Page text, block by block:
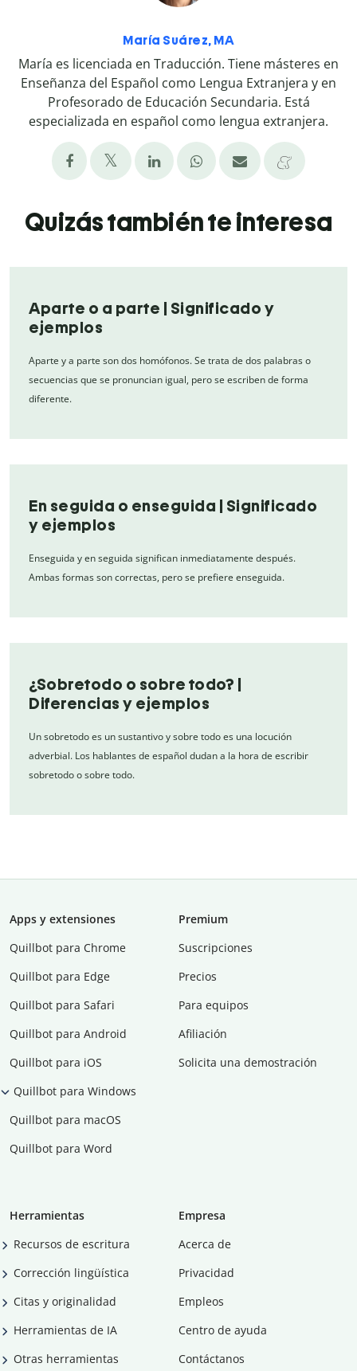
María Suárez, MA
María es licenciada en Traducción. Tiene másteres en
Enseñanza del Español como Lengua Extranjera y en
Profesorado de Educación Secundaria. Está
especializada en español como lengua extranjera.
Quizás también te interesa
Aparte o a parte | Significado y
ejemplos
Aparte y a parte son dos homófonos. Se trata de dos palabras o
secuencias que se pronuncian igual, pero se escriben de forma
diferente.
En seguida o enseguida | Significado
y ejemplos
Enseguida y en seguida significan inmediatamente después.
Ambas formas son correctas, pero se prefiere enseguida.
¿Sobretodo o sobre todo? |
Diferencias y ejemplos
Un sobretodo es un sustantivo y sobre todo es una locución
adverbial. Los hablantes de español dudan a la hora de escribir
sobretodo o sobre todo.
Apps y extensiones
Quillbot para Chrome
Quillbot para Edge
Quillbot para Safari
Quillbot para Android
Quillbot para iOS
Quillbot para Windows
Quillbot para macOS
Quillbot para Word
Premium
Suscripciones
Precios
Para equipos
Afiliación
Solicita una demostración
Herramientas
Recursos de escritura
Corrección lingüística
Citas y originalidad
Herramientas de IA
Otras herramientas
Empresa
Acerca de
Privacidad
Empleos
Centro de ayuda
Contáctanos